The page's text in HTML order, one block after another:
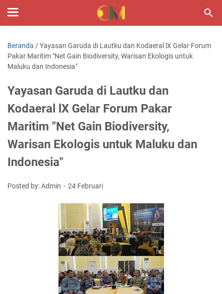
Beranda /Yayasan Garuda di Lautku dan Kodaeral lX Gelar Forum
Pakar Maritim "Net Gain Biodiversity, Warisan Ekologis untuk
Maluku dan Indonesia"
Yayasan Garuda di Lautku dan
Kodaeral lX Gelar Forum Pakar
Maritim "Net Gain Biodiversity,
Warisan Ekologis untuk Maluku dan
Indonesia"
Posted by: Admin 24 Februari